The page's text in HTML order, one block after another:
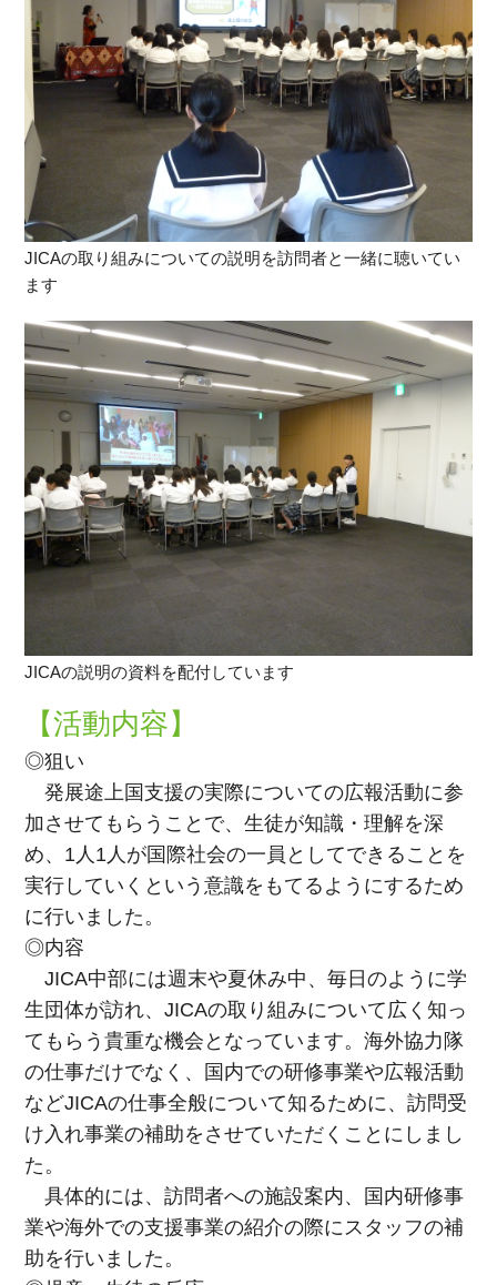
JICAの取り組みについての説明を訪問者と一緒に聴いてい
ます
JICAの説明の資料を配付しています
【活動内容】
◎狙い
発展途上国支援の実際についての広報活動に参
加させてもらうことで、生徒が知識・理解を深
め、1人1人が国際社会の一員としてできることを
実行していくという意識をもてるようにするため
に行いました。
◎内容
JICA中部には週末や夏休み中、毎日のように学
生団体が訪れ、JICAの取り組みについて広く知っ
てもらう貴重な機会となっています。海外協力隊
の仕事だけでなく、国内での研修事業や広報活動
などJICAの仕事全般について知るために、訪問受
け入れ事業の補助をさせていただくことにしまし
た。
具体的には、訪問者への施設案内、国内研修事
業や海外での支援事業の紹介の際にスタッフの補
助を行いました。